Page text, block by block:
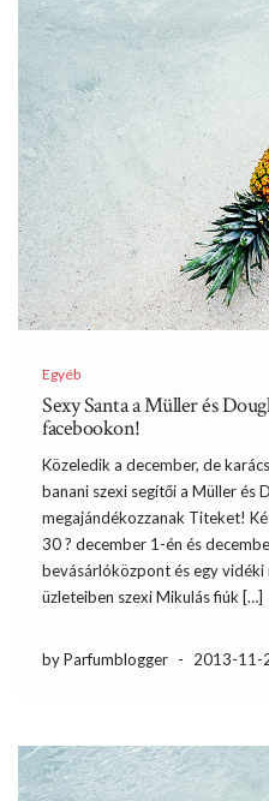
Egyéb
Sexy Santa a Müller és
facebookon!
Közeledik a december, de
banani szexi segítői a Müller és
megajándékozzanak Titeket!
30 ? december 1-én és
bevásárlóközpont és egy
üzleteiben szexi Mikulás fiúk […]
by Parfumblogger - 2013-11-